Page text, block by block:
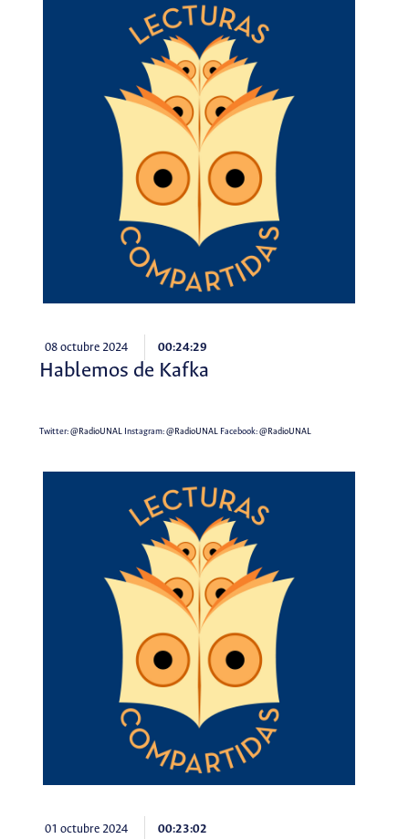
08 octubre 2024 00:24:29
Hablemos de Kafka
Twitter:@RadioUNALInstagram:@RadioUNALFacebook:@RadioUNAL
01 octubre 2024 00:23:02